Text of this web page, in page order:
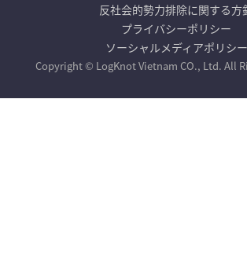
反社会的勢力排除に関する方
プライバシーポリシー
ソーシャルメディアポリシー
Copyright © LogKnot Vietnam CO., Ltd. All